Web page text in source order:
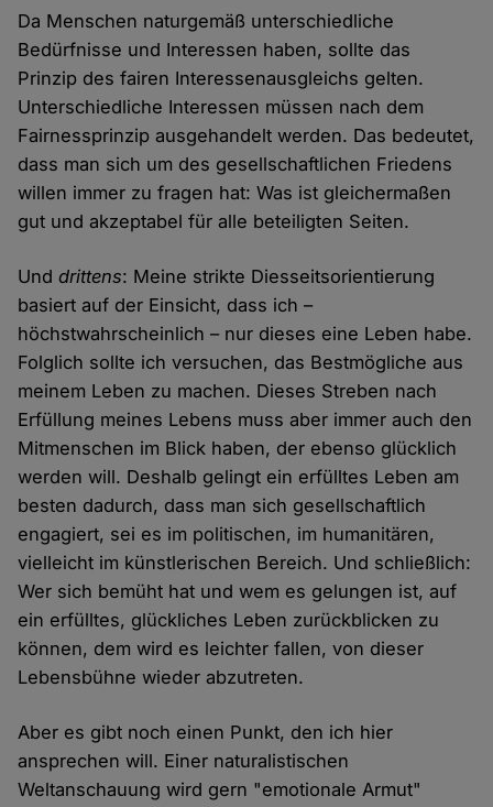
Da Menschen naturgemäß unterschiedliche
Bedürfnisse und Interessen haben, sollte das
Prinzip des fairen Interessenausgleichs gelten.
Unterschiedliche Interessen müssen nach dem
Fairnessprinzip ausgehandelt werden. Das bedeutet,
dass man sich um des gesellschaftlichen Friedens
willen immer zu fragen hat: Was ist gleichermaßen
gut und akzeptabel für alle beteiligten Seiten.
Unddrittens: Meine strikte Diesseitsorientierung
basiert auf der Einsicht, dass ich –
höchstwahrscheinlich – nur dieses eine Leben habe.
Folglich sollte ich versuchen, das Bestmögliche aus
meinem Leben zu machen. Dieses Streben nach
Erfüllung meines Lebens muss aber immer auch den
Mitmenschen im Blick haben, der ebenso glücklich
werden will. Deshalb gelingt ein erfülltes Leben am
besten dadurch, dass man sich gesellschaftlich
engagiert, sei es im politischen, im humanitären,
vielleicht im künstlerischen Bereich. Und schließlich:
Wer sich bemüht hat und wem es gelungen ist, auf
ein erfülltes, glückliches Leben zurückblicken zu
können, dem wird es leichter fallen, von dieser
Lebensbühne wieder abzutreten.
Aber es gibt noch einen Punkt, den ich hier
ansprechen will. Einer naturalistischen
Weltanschauung wird gern "emotionale Armut"